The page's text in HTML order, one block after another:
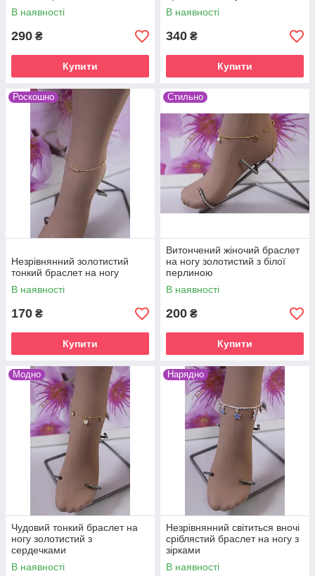
В наявності
290 ₴
Купити
В наявності
340 ₴
Купити
Роскошно
Незрівнянний золотистий
тонкий браслет на ногу
В наявності
170 ₴
Купити
Стильно
Витончений жіночий браслет
на ногу золотистий з білої
перлиною
В наявності
200 ₴
Купити
Модно
Чудовий тонкий браслет на
ногу золотистий з
сердечками
В наявності
Нарядно
Незрівнянний світиться вночі
сріблястий браслет на ногу з
зірками
В наявності